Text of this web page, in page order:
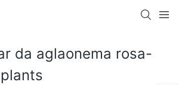
da aglaonema rosa-